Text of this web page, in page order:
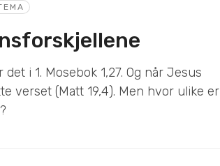
i 1. Mosebok 1,27. Og når Jesus
verset (Matt 19,4). Men hvor ulike er